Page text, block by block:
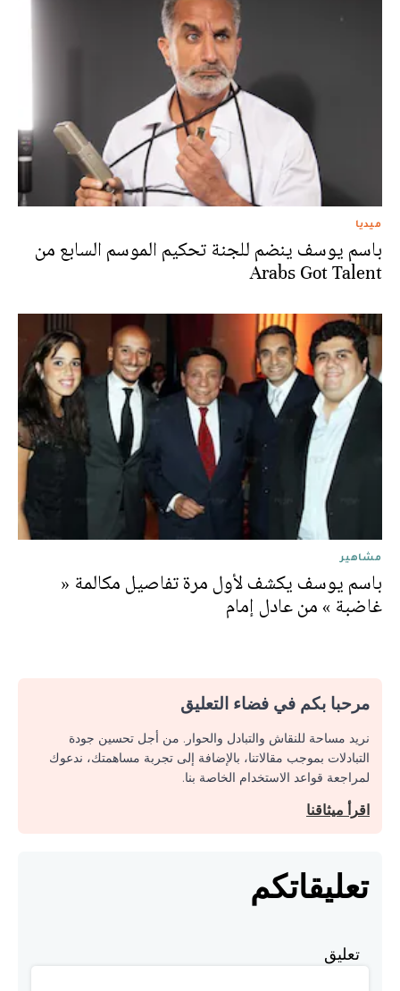
ميديا
باسم يوسف ينضم للجنة تحكيم الموسم السابع من
Arabs Got Talent
مشاهير
باسم يوسف يكشف لأول مرة تفاصيل مكالمة «
غاضبة » من عادل إمام
مرحبا بكم في فضاء التعليق
نريد مساحة للنقاش والتبادل والحوار. من أجل تحسين جودة
التبادلات بموجب مقالاتنا، بالإضافة إلى تجربة مساهمتك، ندعوك
لمراجعة قواعد الاستخدام الخاصة بنا.
اقرأ ميثاقنا
تعليقاتكم
تعليق